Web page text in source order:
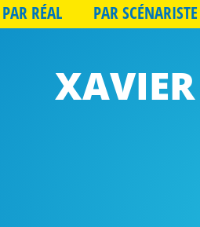
PAR RÉAL PAR SCÉNARISTE